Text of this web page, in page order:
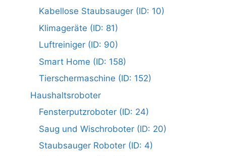
Kabellose Staubsauger (ID: 10)
Klimageräte (ID: 81)
Luftreiniger (ID: 90)
Smart Home (ID: 158)
Tierschermaschine (ID: 152)
Haushaltsroboter
Fensterputzroboter (ID: 24)
Saug und Wischroboter (ID: 20)
Staubsauger Roboter (ID: 4)